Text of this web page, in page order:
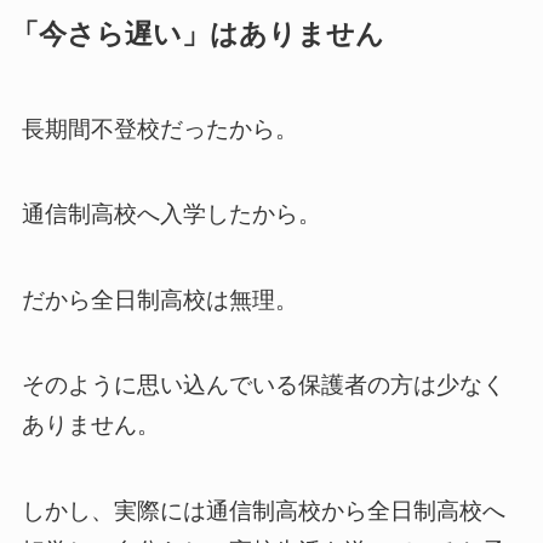
「今さら遅い」はありません
長期間不登校だったから。
通信制高校へ入学したから。
だから全日制高校は無理。
そのように思い込んでいる保護者の方は少なく
ありません。
しかし、実際には通信制高校から全日制高校へ